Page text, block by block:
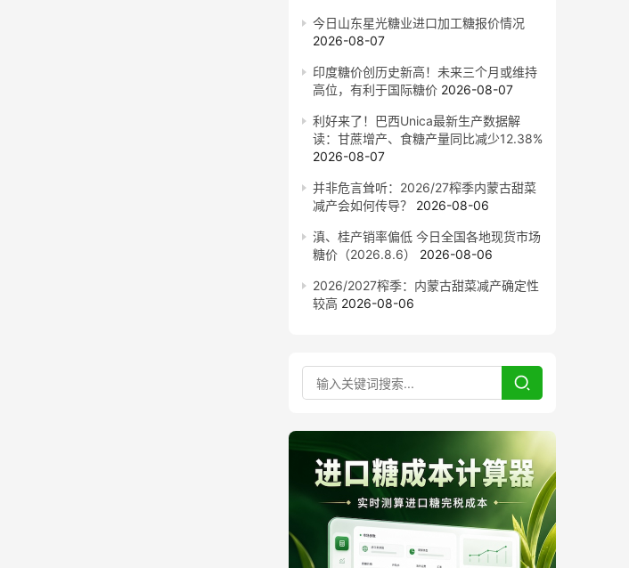
今日山东星光糖业进口加工糖报价情况
2026-08-07
印度糖价创历史新高！未来三个月或维持
高位，有利于国际糖价 2026-08-07
利好来了！巴西Unica最新生产数据解
读：甘蔗增产、食糖产量同比减少12.38%
2026-08-07
并非危言耸听：2026/27榨季内蒙古甜菜
减产会如何传导？
2026-08-06
滇、桂产销率偏低 今日全国各地现货市场
糖价（2026.8.6）
2026-08-06
2026/2027榨季：内蒙古甜菜减产确定性
较高 2026-08-06